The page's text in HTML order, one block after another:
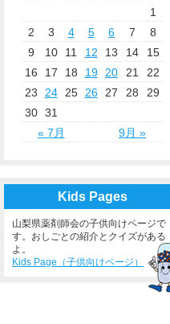
1
2
3 4 5 6 7
8
9
10 11 12 13 14
15
16
17 18 19 20 21
22
23
24 25 26 27 28
29
30 31
« 7月
9月 »
Kids Pages
山梨県薬剤師会の子供向けページで
す。おしごとの紹介とクイズがある
よ。
Kids Page（子供向けページ）